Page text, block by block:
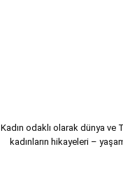
Kadın odaklı olarak dünya ve
kadınların hikayeleri –